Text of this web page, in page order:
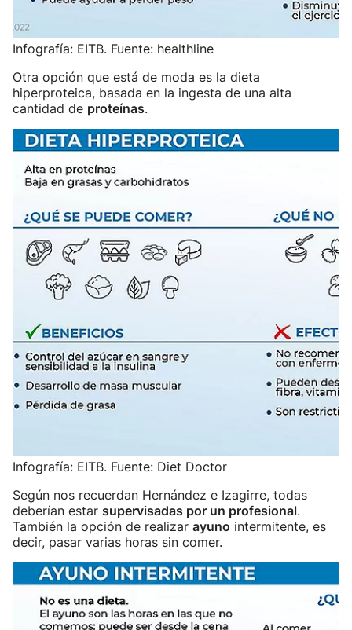
Infografía: EITB. Fuente: healthline
Otra opción que está de moda es la dieta
hiperproteica, basada en la ingesta de una alta
cantidad de proteínas.
Infografía: EITB. Fuente: Diet Doctor
Según nos recuerdan Hernández e Izagirre, todas
deberían estar supervisadas por un profesional.
También la opción de realizar ayuno intermitente, es
decir, pasar varias horas sin comer.